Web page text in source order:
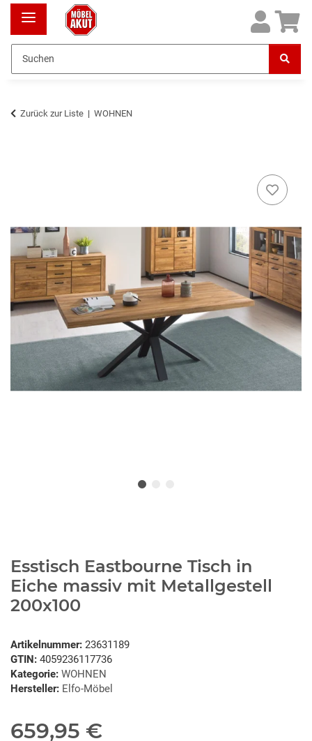
Zurück zur Liste WOHNEN
Esstisch Eastbourne Tisch in
Eiche massiv mit Metallgestell
200x100
Artikelnummer: 23631189
GTIN: 4059236117736
Kategorie: WOHNEN
Hersteller: Elfo-Möbel
659,95 €